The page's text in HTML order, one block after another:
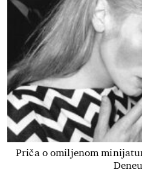
Priča o omiljenom